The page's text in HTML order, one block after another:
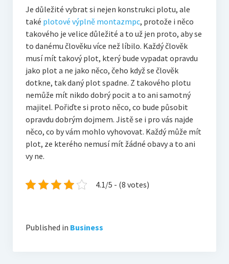
Je důležité vybrat si nejen konstrukci plotu, ale
také plotové výplně montazmpc, protože i něco
takového je velice důležité a to už jen proto, aby se
to danému člověku více než líbilo. Každý člověk
musí mít takový plot, který bude vypadat opravdu
jako plot a ne jako něco, čeho když se člověk
dotkne, tak daný plot spadne. Z takového plotu
nemůže mít nikdo dobrý pocit a to ani samotný
majitel. Pořiďte si proto něco, co bude působit
opravdu dobrým dojmem. Jistě se i pro vás najde
něco, co by vám mohlo vyhovovat. Každý může mít
plot, ze kterého nemusí mít žádné obavy a to ani
vy ne.
4.1/5 - (8 votes)
Published in Business